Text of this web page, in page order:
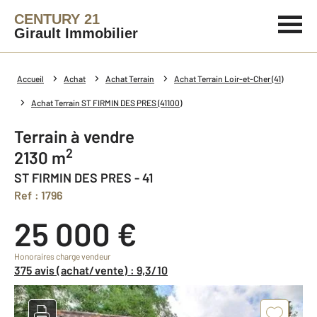
CENTURY 21
Girault Immobilier
Accueil Achat Achat Terrain Achat Terrain Loir-et-Cher (41)
Achat Terrain ST FIRMIN DES PRES (41100)
Terrain à vendre
2130 m2
ST FIRMIN DES PRES - 41
Ref : 1796
25 000 €
Honoraires charge vendeur
375 avis (achat/vente) : 9,3/10